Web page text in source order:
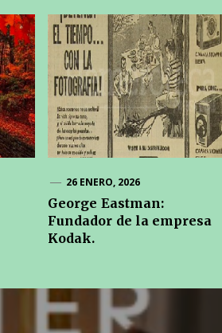
26 ENERO, 2026
George Eastman:
Fundador de la empresa
Kodak.